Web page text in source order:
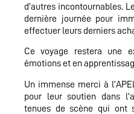
d’autres incontournables.
dernière journée pour
effectuer leurs derniers
Ce voyage restera une
émotions et en
Un immense merci à
pour leur soutien dans
tenues de scène qui ont